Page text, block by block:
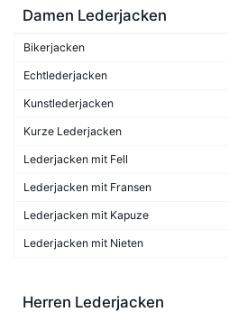
Damen Lederjacken
Bikerjacken
Echtlederjacken
Kunstlederjacken
Kurze Lederjacken
Lederjacken mit Fell
Lederjacken mit Fransen
Lederjacken mit Kapuze
Lederjacken mit Nieten
Herren Lederjacken